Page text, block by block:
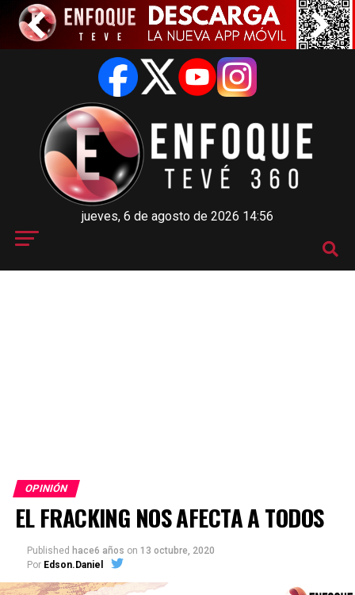
jueves, 6 de agosto de 2026 14:56
OPINIÓN
EL FRACKING NOS AFECTA A TODOS
Published hace6 años on 13 octubre, 2020
Por Edson.Daniel